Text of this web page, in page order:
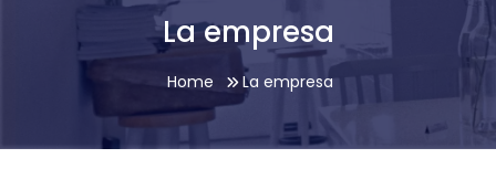
La empresa
Home La empresa